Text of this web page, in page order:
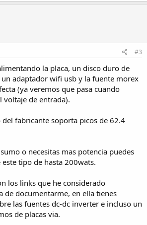
#3
la placa, un disco duro de
adaptador wifi usb y la fuente morex
(ya veremos que pasa cuando
voltaje de entrada).
del fabricante soporta picos de 62.4
o necesitas mas potencia puedes
tipo de hasta 200wats.
los links que he considerado
de documentarme, en ella tienes
las fuentes dc-dc inverter e incluso un
de placas via.